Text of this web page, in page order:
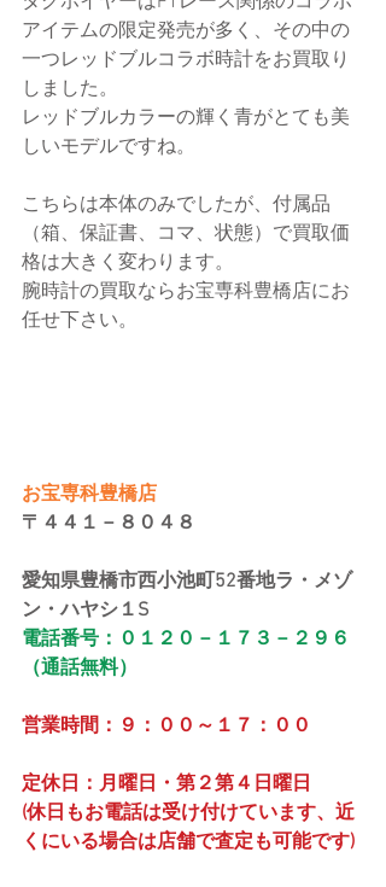
アイテムの限定発売が多く、その中の
一つレッドブルコラボ時計をお買取り
しました。
レッドブルカラーの輝く青がとても美
しいモデルですね。
こちらは本体のみでしたが、付属品
（箱、保証書、コマ、状態）で買取価
格は大きく変わります。
腕時計の買取ならお宝専科豊橋店にお
任せ下さい。
お宝専科豊橋店
〒４４１－８０４８
愛知県豊橋市西小池町52番地ラ・メゾ
ン・ハヤシ１S
電話番号：０１２０－１７３－２９６
（通話無料）
営業時間：９：００～１７：００
定休日：月曜日・第２第４日曜日
(休日もお電話は受け付けています、近
くにいる場合は店舗で査定も可能です)